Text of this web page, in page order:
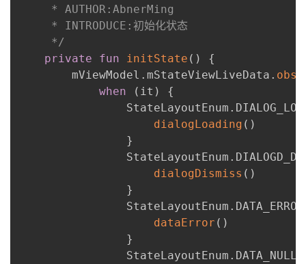
     * AUTHOR:AbnerMing
     * INTRODUCE:初始化状态
     */
private
fun initState ( )
{
        mViewModel
. mStateViewLiveData .
when
( it )
{
                StateLayoutEnum
.
dialogLoading ( )
}
                StateLayoutEnum
.
dialogDismiss ( )
}
                StateLayoutEnum
.
dataError ( )
}
                StateLayoutEnum
. DATA_NULL